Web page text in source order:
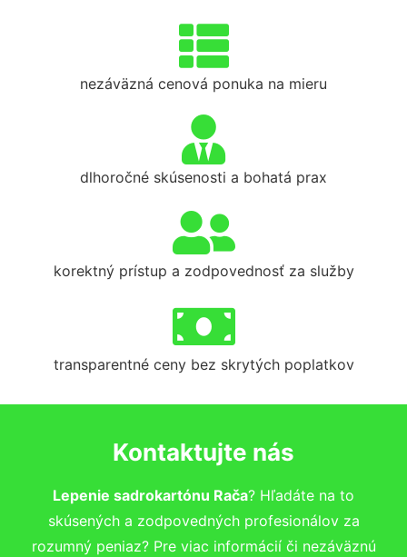
nezáväzná cenová ponuka na mieru
dlhoročné skúsenosti a bohatá prax
korektný prístup a zodpovednosť za služby
transparentné ceny bez skrytých poplatkov
Kontaktujte nás
Lepenie sadrokartónu Rača? Hľadáte na to
skúsených a zodpovedných profesionálov za
rozumný peniaz? Pre viac informácií či nezáväznú